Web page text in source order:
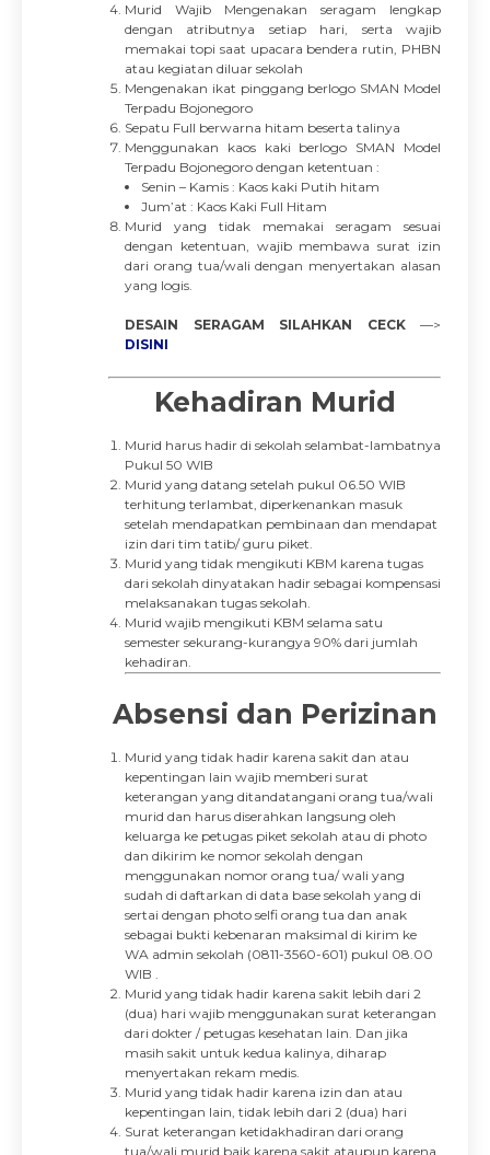
Murid Wajib Mengenakan seragam lengkap
dengan atributnya setiap hari, serta wajib
memakai topi saat upacara bendera rutin, PHBN
atau kegiatan diluar sekolah
Mengenakan ikat pinggang berlogo SMAN Model
Terpadu Bojonegoro
Sepatu Full berwarna hitam beserta talinya
Menggunakan kaos kaki berlogo SMAN Model
Terpadu Bojonegoro dengan ketentuan :
Senin – Kamis : Kaos kaki Putih hitam
Jum’at : Kaos Kaki Full Hitam
Murid yang tidak memakai seragam sesuai
dengan ketentuan, wajib membawa surat izin
dari orang tua/wali dengan menyertakan alasan
yang logis.
DESAIN SERAGAM SILAHKAN CECK—>
DISINI
Kehadiran Murid
Murid harus hadir di sekolah selambat-lambatnya
Pukul 50 WIB
Murid yang datang setelah pukul 06.50 WIB
terhitung terlambat, diperkenankan masuk
setelah mendapatkan pembinaan dan mendapat
izin dari tim tatib/ guru piket.
Murid yang tidak mengikuti KBM karena tugas
dari sekolah dinyatakan hadir sebagai kompensasi
melaksanakan tugas sekolah.
Murid wajib mengikuti KBM selama satu
semester sekurang-kurangya 90% dari jumlah
kehadiran.
Absensi dan Perizinan
Murid yang tidak hadir karena sakit dan atau
kepentingan lain wajib memberi surat
keterangan yang ditandatangani orang tua/wali
murid dan harus diserahkan langsung oleh
keluarga ke petugas piket sekolah atau di photo
dan dikirim ke nomor sekolah dengan
menggunakan nomor orang tua/ wali yang
sudah di daftarkan di data base sekolah yang di
sertai dengan photo selfi orang tua dan anak
sebagai bukti kebenaran maksimal di kirim ke
WA admin sekolah (0811-3560-601) pukul 08.00
WIB .
Murid yang tidak hadir karena sakit lebih dari 2
(dua) hari wajib menggunakan surat keterangan
dari dokter / petugas kesehatan lain. Dan jika
masih sakit untuk kedua kalinya, diharap
menyertakan rekam medis.
Murid yang tidak hadir karena izin dan atau
kepentingan lain, tidak lebih dari 2 (dua) hari
Surat keterangan ketidakhadiran dari orang
tua/wali murid baik karena sakit ataupun karena